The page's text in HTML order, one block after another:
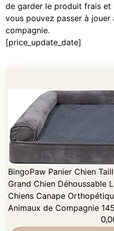
de garder le produit frais et
vous pouvez passer à
compagnie.
[price_update_date]
BingoPaw Panier Chien
Grand Chien Déhoussable
Chiens Canape
Animaux de Compagnie